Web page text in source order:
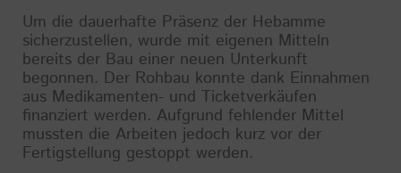
Um die dauerhafte Präsenz der Hebamme
sicherzustellen, wurde mit eigenen Mitteln
bereits der Bau einer neuen Unterkunft
begonnen. Der Rohbau konnte dank Einnahmen
aus Medikamenten- und Ticketverkäufen
finanziert werden. Aufgrund fehlender Mittel
mussten die Arbeiten jedoch kurz vor der
Fertigstellung gestoppt werden.